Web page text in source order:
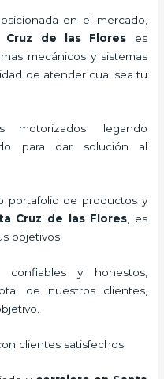
en el mercado,
de las Flores es
mecánicos y sistemas
de atender cual sea tu
motorizados llegando
para dar solución al
portafolio de productos y
Cruz de las Flores , es
objetivos.
confiables y honestos,
de nuestros clientes,
clientes satisfechos.